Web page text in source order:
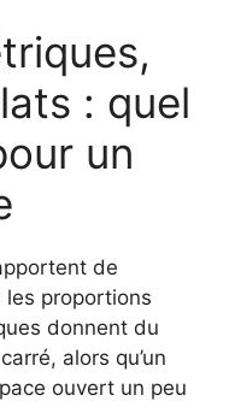
: quel
un
de
les proportions
donnent du
alors qu’un
ouvert un peu